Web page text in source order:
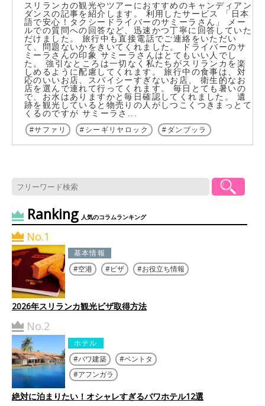
スリランカの観光やツアーにおすすめのキャンディアン
ダンスの記事を紹介します。 利用したサービス 「日本
語で安心！タクシードライバーのサミーラさん」 メー
ルでの質問への回答など、迅速かつ丁寧に回答していた
だけました。 旅行中も直接電話でご連絡をいただい
て、問題ないかをきいてくれました。 ドライバーのサ
ミーラさんの印象 サミーラさんはとてもいい人でし
た。 強引なところは一切なく私たちがスリランカを楽
しめるように配慮してくれます。 旅行中の食事は、対
応のいいお店、スパイシーすぎないお店、 衛生的なお
店を選んで連れて行ってくれます。 毎日とても暑いの
で、お水はありますかと毎日確認してくれました。 遺
跡を観光していると物売りの人がしつこくつきまっとて
くるのですが サミーラさ...
サファリ シーギリヤロック ダンブッラ
Ranking 人気のコラムランキング
No.1
基本情報
空港
ビザ お役立ち情報
2026年スリランカ観光ビザ取得方法
No.2
ホテル
バワ建築
ベントタ
アフンガラ
絶対に泊まりたい！オシャレすぎるバワホテル12選